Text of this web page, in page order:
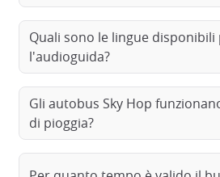
Sky Hop Bus
Quali sono le lingue disponibili
l'audioguida?
Gli autobus Sky Hop
di pioggia?